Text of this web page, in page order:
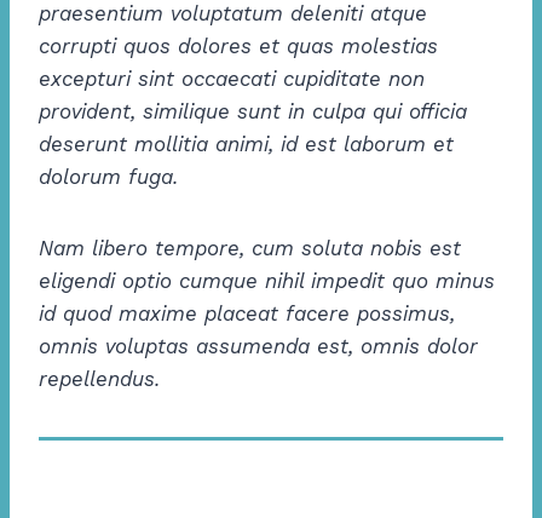
praesentium voluptatum deleniti atque
corrupti quos dolores et quas molestias
excepturi sint occaecati cupiditate non
provident, similique sunt in culpa qui officia
deserunt mollitia animi, id est laborum et
dolorum fuga.
Nam libero tempore, cum soluta nobis est
eligendi optio cumque nihil impedit quo minus
id quod maxime placeat facere possimus,
omnis voluptas assumenda est, omnis dolor
repellendus.